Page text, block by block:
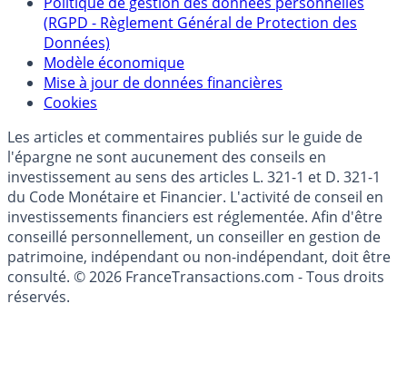
Collecte avis internautes
Politique de gestion des données personnelles
(RGPD - Règlement Général de Protection des
Données)
Modèle économique
Cookies
Les articles et commentaires publiés sur le guide de
l'épargne ne sont aucunement des conseils en
investissement au sens des articles L. 321-1 et D. 321-1
du Code Monétaire et Financier. L'activité de conseil en
investissements financiers est réglementée. Afin d'être
conseillé personnellement, un conseiller en gestion de
patrimoine, indépendant ou non-indépendant, doit être